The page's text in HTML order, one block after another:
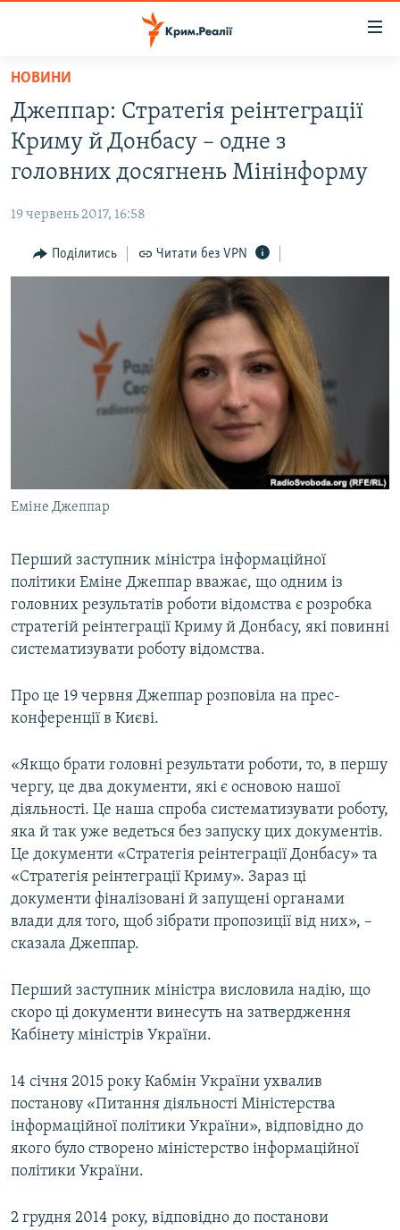
Перейти
основного
матеріалу
Перейти
до
основної
навігації
Перейти
до
ВОДА.КРИМ
ВІДЕО ТА ФОТО
БЛОГИ
ПОГЛЯД
ВСЕ ЗА ДЕНЬ
СПЕЦПРОЕКТИ
ВІДЕОУРОКИ «ELIFBE»
УКРАЇНСЬКА ПРОБЛЕМА КРИМУ
ІНФОГРАФІКА
ЯК ОБІЙТИ БЛОКУВАННЯ
ДОЛУЧАЙСЯ!
НОВИНИ
Джеппар: Стратегія реінтеграції
Криму й Донбасу – одне з
головних досягнень Мінінформу
19 червень 2017, 16:58
Поділитись Читати без VPN
Еміне Джеппар
Перший заступник міністра інформаційної
політики Еміне Джеппар вважає, що одним із
головних результатів роботи відомства є розробка
стратегій реінтеграції Криму й Донбасу, які повинні
систематизувати роботу відомства.
Про це 19 червня Джеппар розповіла на прес-
конференції в Києві.
«Якщо брати головні результати роботи, то, в першу
чергу, це два документи, які є основою нашої
діяльності. Це наша спроба систематизувати роботу,
яка й так уже ведеться без запуску цих документів.
Це документи «Стратегія реінтеграції Донбасу» та
«Стратегія реінтеграції Криму». Зараз ці
документи фіналізовані й запущені органами
влади для того, щоб зібрати пропозиції від них», –
сказала Джеппар.
Перший заступник міністра висловила надію, що
скоро ці документи винесуть на затвердження
Кабінету міністрів України.
14 січня 2015 року Кабмін України ухвалив
постанову «Питання діяльності Міністерства
інформаційної політики України», відповідно до
якого було створено міністерство інформаційної
політики України.
2 грудня 2014 року, відповідно до постанови